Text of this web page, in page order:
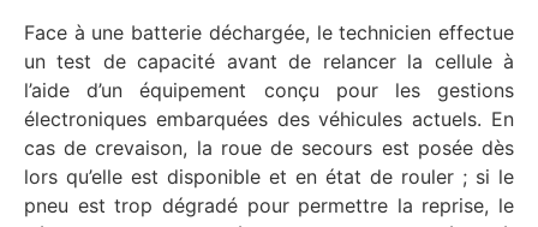
Face à une batterie déchargée, le technicien effectue
un test de capacité avant de relancer la cellule à
l’aide d’un équipement conçu pour les gestions
électroniques embarquées des véhicules actuels. En
cas de crevaison, la roue de secours est posée dès
lors qu’elle est disponible et en état de rouler ; si le
pneu est trop dégradé pour permettre la reprise, le